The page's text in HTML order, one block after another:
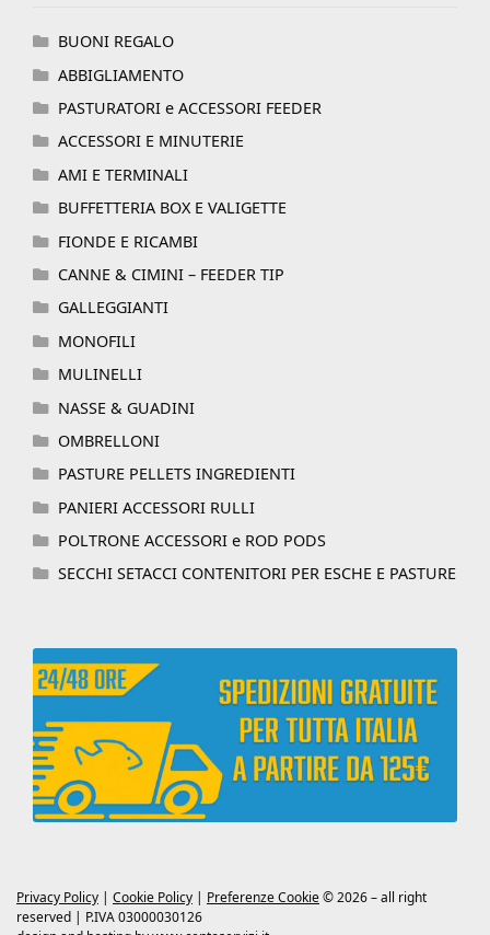
BUONI REGALO
ABBIGLIAMENTO
PASTURATORI e ACCESSORI FEEDER
ACCESSORI E MINUTERIE
AMI E TERMINALI
BUFFETTERIA BOX E VALIGETTE
FIONDE E RICAMBI
CANNE & CIMINI – FEEDER TIP
GALLEGGIANTI
MONOFILI
MULINELLI
NASSE & GUADINI
OMBRELLONI
PASTURE PELLETS INGREDIENTI
PANIERI ACCESSORI RULLI
POLTRONE ACCESSORI e ROD PODS
SECCHI SETACCI CONTENITORI PER ESCHE E PASTURE
Privacy Policy | Cookie Policy | Preferenze Cookie© 2026 – all right
reserved | P.IVA 03000030126